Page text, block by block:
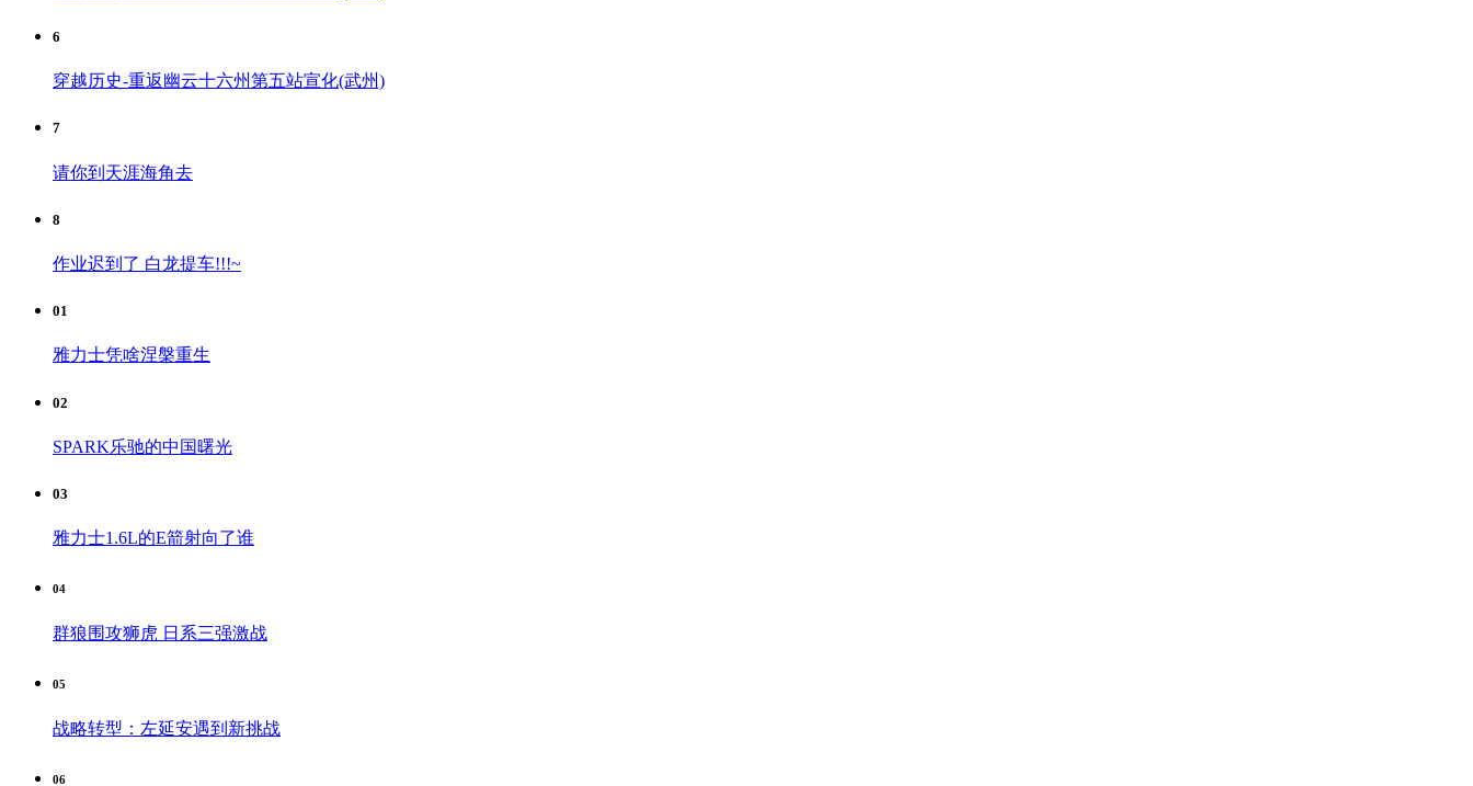
6
穿越历史-重返幽云十六州第五站宣化(武州)
7
请你到天涯海角去
8
作业迟到了 白龙提车!!!~
01
雅力士凭啥涅槃重生
02
SPARK乐驰的中国曙光
03
雅力士1.6L的E箭射向了谁
04
群狼围攻狮虎 日系三强激战
05
战略转型：左延安遇到新挑战
06